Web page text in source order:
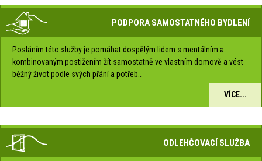
PODPORA SAMOSTATNÉHO BYDLENÍ
Posláním této služby je pomáhat dospělým lidem s mentálním a
kombinovaným postižením žít samostatně ve vlastním domově a vést
běžný život podle svých přání a potřeb…
VÍCE...
ODLEHČOVACÍ SLUŽBA